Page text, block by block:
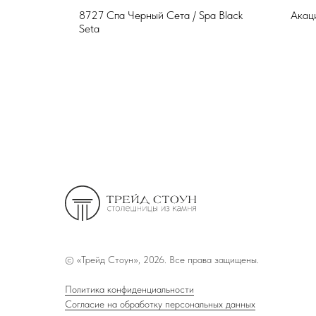
8727 Спа Черный Сета / Spa Black
Seta
© «Трейд Стоун», 2026. Все права защищены.
Политика конфиденциальности
Согласие на обработку персональных данных